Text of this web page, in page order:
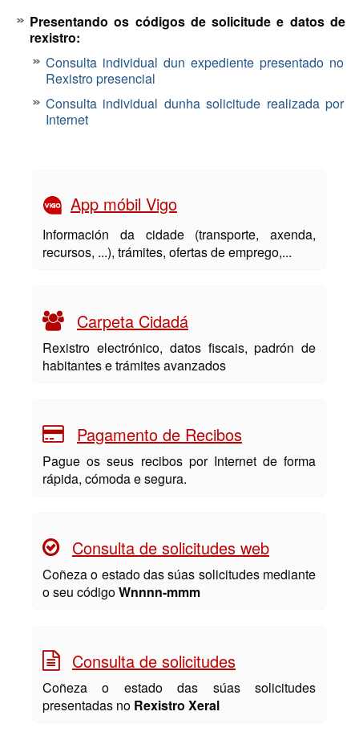
Presentando os códigos de solicitude e datos de
rexistro:
Consulta individual dun expediente presentado no
Rexistro presencial
Consulta individual dunha solicitude realizada por
Internet
App móbil Vigo
Información da cidade (transporte, axenda,
recursos, ...), trámites, ofertas de emprego,...
Carpeta Cidadá
Rexistro electrónico, datos fiscais, padrón de
habitantes e trámites avanzados
Pagamento de Recibos
Pague os seus recibos por Internet de forma
rápida, cómoda e segura.
Consulta de solicitudes web
Coñeza o estado das súas solicitudes mediante
o seu códigoWnnnn-mmm
Consulta de solicitudes
Coñeza o estado das súas solicitudes
presentadas no Rexistro Xeral